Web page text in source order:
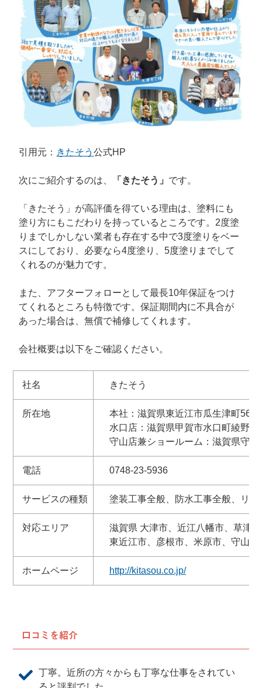
引用元： きたそう公式HP
次にご紹介するのは、 「きたそう」 です。
「きたそう」が高評価を得ている理由は、塗料にも
塗り方にもこだわりを持っているところです。2度塗
りまでしかしない業者も存在する中で3度塗りをベー
スにしており、必要なら4度塗り、5度塗りまでして
くれるのが魅力です。
また、アフターフォローとして最長10年保証をつけ
てくれるところも特徴です。保証期間内に不具合が
あった場合は、無償で補修してくれます。
会社概要は以下をご確認ください。
社名 きたそう
所在地
本社：滋賀県東近江市瓜
水口店：滋賀県甲賀市水口町綾野3-
守山店兼ショールーム：滋賀県守
電話 0748-23-5936
サービスの種類 塗装工事全般、防水工事全般、リ
対応エリア
滋賀県 大津市、近江八幡市、草津
東近江市、彦根市、米原市、守山
ホームページ http://kitasou.co.jp/
口コミを紹介
丁寧。近所の方々からも丁寧な仕事をされてい